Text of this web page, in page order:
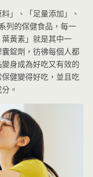
」、「足量添加」、
列的保健食品，每一
黃素」就是其中一
錠劑，彷彿每個人都
身成為好吃又有效的
健變得好吃，並且吃
。